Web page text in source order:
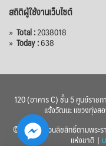
สถิติผู้ใช้งานเว็บไซต์
» Total :2038018
» Today :638
120 (อาคาร C) ชั้น 5 ศูนย์ราช
แจ้งวัฒนะ แขวงทุ่งส
© 2560 สงวนลิขสิทธิ์ตามพระ
แห่งชาติ |